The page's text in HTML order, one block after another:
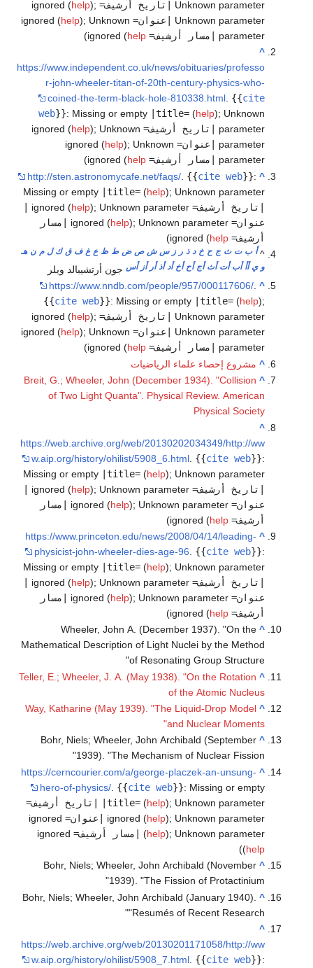
Unknown parameter |تاريخ أرشيف=ignored (
help);
Unknown parameter
|عنوان=ignored (
help); Unknown
parameter
|مسار أرشيف=ignored (
help
)
^
https://www.independent.co.uk/news/obituaries/professo
r-john-wheeler-titan-of-20th-century-physics-who-
coined-the-term-black-hole-810338.html {{cite
web}}: Missing or empty |title= (help); Unknown
parameter
|تاريخ أرشيف=ignored (
help); Unknown
parameter
|عنوان=ignored (
help); Unknown
parameter
|مسار أرشيف=ignored (
help
)
^
http://sten.astronomycafe.net/faqs/ {{cite web}}:
Missing or empty |title= (help); Unknown parameter
|تاريخ أرشيف=ignored (
help); Unknown parameter
|
عنوان=ignored (
help); Unknown parameter
|مسار
أرشيف=ignored (
help
)
^أ ب ت ث ج ح خ د ذ ر ز س ش ص ض ط ظ ع غ ف ق ك ل م ن هـ
و ي أأ أب أت أث أج أح أخ أد أذ أر أز أس جون أرتشيبالد ويلر
^
https://www.nndb.com/people/957/000117606/.
{{cite web}}: Missing or empty |title= (help);
Unknown parameter
|تاريخ أرشيف=ignored (
help);
Unknown parameter
|عنوان=ignored (
help); Unknown
parameter
|مسار أرشيف=ignored (
help
)
^ مشروع إحصاء علماء الرياضيات
^
Breit, G.; Wheeler, John (December 1934). "Collision
of Two Light Quanta". Physical Review. American
Physical Society
^
https://web.archive.org/web/20130202034349/http://ww
w.aip.org/history/ohilist/5908_6.html {{cite web}}:
Missing or empty |title= (help); Unknown parameter
|تاريخ أرشيف=ignored (
help); Unknown parameter
|
عنوان=ignored (
help); Unknown parameter
|مسار
أرشيف=ignored (
help
)
^
https://www.princeton.edu/news/2008/04/14/leading-
physicist-john-wheeler-dies-age-96
{{cite web}}:
Missing or empty
|title= (help); Unknown parameter
|تاريخ أرشيف=ignored (
help); Unknown parameter
عنوان=ignored (
help); Unknown parameter
|مسار
أرشيف=ignored (
help
)
^
Wheeler, John A. (December 1937). "On the
Mathematical Description of Light Nuclei by the Method
of Resonating Group Structure"
^
Teller, E.; Wheeler, J. A. (May 1938). "On the Rotation
of the Atomic Nucleus
^
Way, Katharine (May 1939). "The Liquid-Drop Model
and Nuclear Moments"
^
Bohr, Niels; Wheeler, John Archibald (September
1939). "The Mechanism of Nuclear Fission"
^
https://cerncourier.com/a/george-placzek-an-unsung-
hero-of-physics/ {{cite web}}: Missing or empty
|title= (help); Unknown parameter
|تاريخ أرشيف=
ignored (help); Unknown parameter |عنوان= ignored
(help); Unknown parameter |مسار أرشيف= ignored
(help
)
^
Bohr, Niels; Wheeler, John Archibald (November
1939). "The Fission of Protactinium"
^
Bohr, Niels; Wheeler, John Archibald (January 1940).
"Resumés of Recent Research"
^
https://web.archive.org/web/20130201171058/http://ww
w.aip.org/history/ohilist/5908_7.html {{cite web}}: